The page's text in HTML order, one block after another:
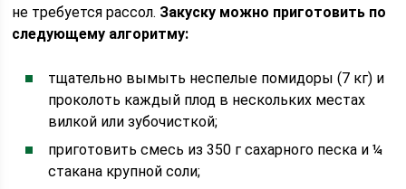
не требуется рассол. Закуску можно приготовить по
следующему алгоритму:
тщательно вымыть неспелые помидоры (7 кг) и
проколоть каждый плод в нескольких местах
вилкой или зубочисткой;
приготовить смесь из 350 г сахарного песка и ¼
стакана крупной соли;